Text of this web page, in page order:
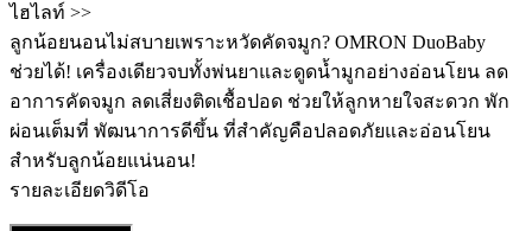
ไฮไลท์ >>
ลูกน้อยนอนไม่สบายเพราะหวัดคัดจมูก? OMRON DuoBaby
ช่วยได้! เครื่องเดียวจบทั้งพ่นยาและดูดน้ำมูกอย่างอ่อนโยน ลด
อาการคัดจมูก ลดเสี่ยงติดเชื้อปอด ช่วยให้ลูกหายใจสะดวก พัก
ผ่อนเต็มที่ พัฒนาการดีขึ้น ที่สำคัญคือปลอดภัยและอ่อนโยน
สำหรับลูกน้อยแน่นอน!
รายละเอียดวิดีโอ